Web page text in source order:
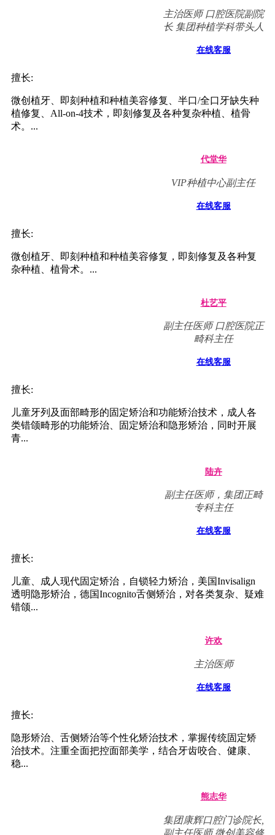
主治医师 口腔医院副院
长 集团种植学科带头人
在线客服
擅长:
微创植牙、即刻种植和种植美容修复、半口/全口牙缺失种
植修复、All-on-4技术，即刻修复及各种复杂种植、植骨
术。...
代堂华
VIP种植中心副主任
在线客服
擅长:
微创植牙、即刻种植和种植美容修复，即刻修复及各种复
杂种植、植骨术。...
杜艺平
副主任医师 口腔医院正
畸科主任
在线客服
擅长:
儿童牙列及面部畸形的固定矫治和功能矫治技术，成人各
类错颌畸形的功能矫治、固定矫治和隐形矫治，同时开展
青...
陆卉
副主任医师，集团正畸
专科主任
在线客服
擅长:
儿童、成人现代固定矫治，自锁轻力矫治，美国Invisalign
透明隐形矫治，德国Incognito舌侧矫治，对各类复杂、疑难
错颌...
许欢
主治医师
在线客服
擅长:
隐形矫治、舌侧矫治等个性化矫治技术，掌握传统固定矫
治技术。注重全面把控面部美学，结合牙齿咬合、健康、
稳...
熊志华
集团康辉口腔门诊院长,
副主任医师,微创美容修